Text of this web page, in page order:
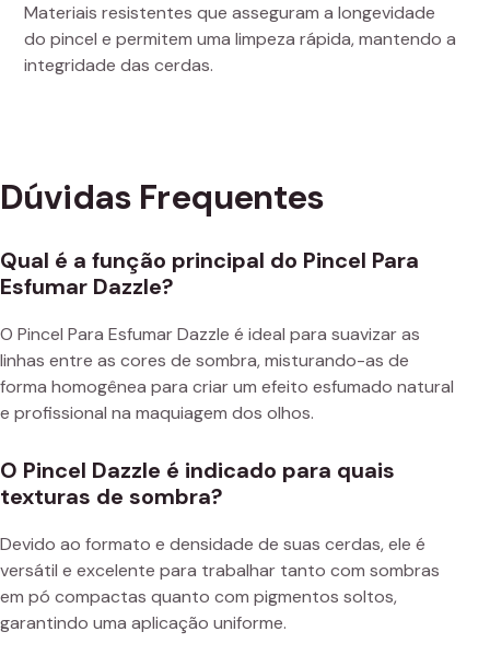
Materiais resistentes que asseguram a longevidade
do pincel e permitem uma limpeza rápida, mantendo a
integridade das cerdas.
Dúvidas Frequentes
Qual é a função principal do Pincel Para
Esfumar Dazzle?
O Pincel Para Esfumar Dazzle é ideal para suavizar as
linhas entre as cores de sombra, misturando-as de
forma homogênea para criar um efeito esfumado natural
e profissional na maquiagem dos olhos.
O Pincel Dazzle é indicado para quais
texturas de sombra?
Devido ao formato e densidade de suas cerdas, ele é
versátil e excelente para trabalhar tanto com sombras
em pó compactas quanto com pigmentos soltos,
garantindo uma aplicação uniforme.